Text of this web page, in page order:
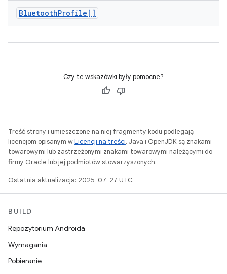
BluetoothProfile[]
Czy te wskazówki były pomocne?
Treść strony i umieszczone na niej fragmenty kodu podlegają
licencjom opisanym wLicencji na treści. Java i OpenJDK są znakami
towarowymi lub zastrzeżonymi znakami towarowymi należącymi do
firmy Oracle lub jej podmiotów stowarzyszonych.
Ostatnia aktualizacja: 2025-07-27 UTC.
BUILD
Repozytorium Androida
Wymagania
Pobieranie